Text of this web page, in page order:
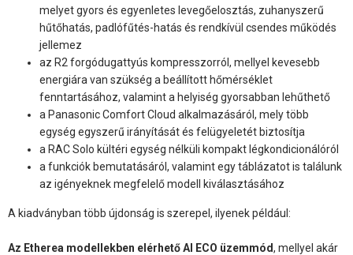
melyet gyors és egyenletes levegőelosztás, zuhanyszerű
hűtőhatás, padlófűtés-hatás és rendkívül csendes működés
jellemez
az R2 forgódugattyús kompresszorról, mellyel kevesebb
energiára van szükség a beállított hőmérséklet
fenntartásához, valamint a helyiség gyorsabban lehűthető
a Panasonic Comfort Cloud alkalmazásáról, mely több
egység egyszerű irányítását és felügyeletét biztosítja
a RAC Solo kültéri egység nélküli kompakt légkondicionálóról
a funkciók bemutatásáról, valamint egy táblázatot is találunk
az igényeknek megfelelő modell kiválasztásához
A kiadványban több újdonság is szerepel, ilyenek például:
Az Etherea modellekben elérhető AI ECO üzemmód, mellyel akár